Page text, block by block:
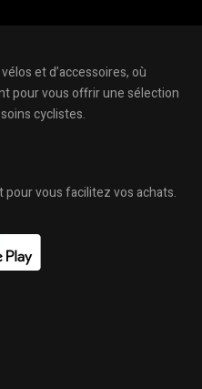
et d’accessoires, où
pour vous offrir une sélection
cyclistes.
vous facilitez vos achats.